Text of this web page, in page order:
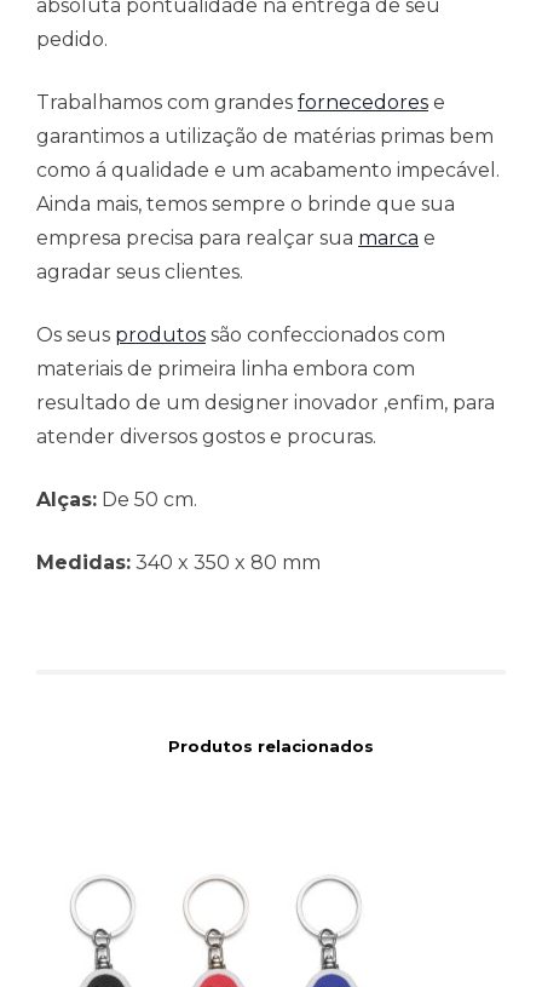
absoluta pontualidade na entrega de seu
pedido.
Trabalhamos com grandes fornecedores e
garantimos a utilização de matérias primas bem
como á qualidade e um acabamento impecável.
Ainda mais, temos sempre o brinde que sua
empresa precisa para realçar sua marca e
agradar seus clientes.
Os seus produtos são confeccionados com
materiais de primeira linha embora com
resultado de um designer inovador ,enfim, para
atender diversos gostos e procuras.
Alças: De 50 cm.
Medidas: 340 x 350 x 80 mm
Produtos relacionados